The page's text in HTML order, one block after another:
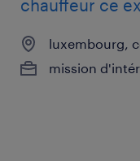
chauffeur ce
luxembourg,
mission